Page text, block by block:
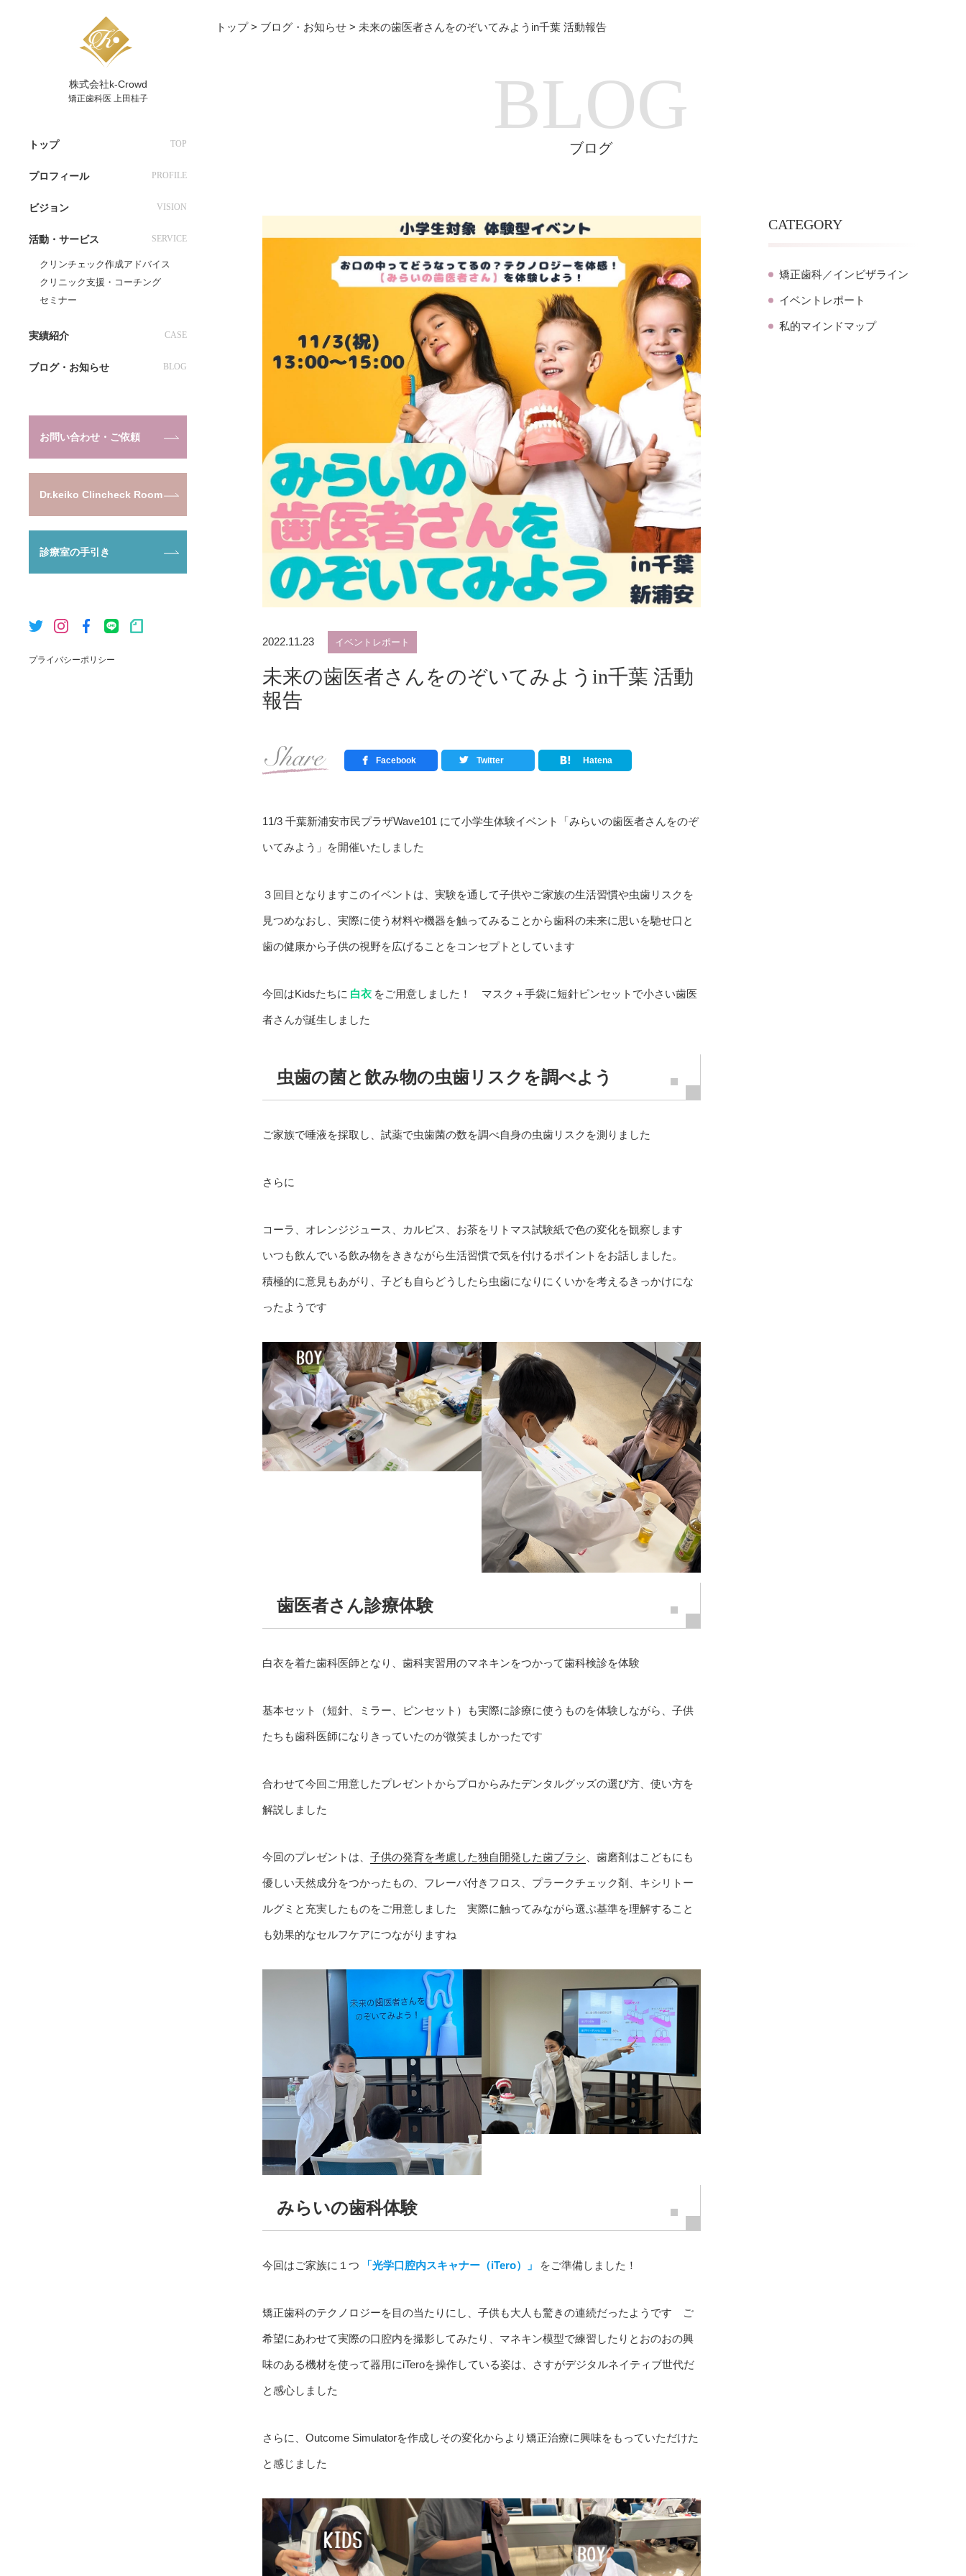
株式会社k-Crowd
矯正歯科医 上田桂子
トップ TOP
プロフィール PROFILE
ビジョン VISION
活動・サービス SERVICE
クリンチェック作成アドバイス
クリニック支援・コーチング
セミナー
実績紹介 CASE
ブログ・お知らせ BLOG
お問い合わせ・ご依頼
Dr.keiko Clincheck Room
診療室の手引き
プライバシーポリシー
BLOG
ブログ
トップ> ブログ・お知らせ > 未来の歯医者さんをのぞいてみようin千葉 活動報告
2022.11.23 イベントレポート
未来の歯医者さんをのぞいてみようin千葉 活動
報告
Facebook Twitter Hatena
11/3 千葉新浦安市民プラザWave101 にて小学生体験イベント「みらいの歯医者さんをのぞ
いてみよう」を開催いたしました
３回目となりますこのイベントは、実験を通して子供やご家族の生活習慣や虫歯リスクを
見つめなおし、実際に使う材料や機器を触ってみることから歯科の未来に思いを馳せ口と
歯の健康から子供の視野を広げることをコンセプトとしています
今回はKidsたちに 白衣 をご用意しました！ マスク＋手袋に短針ピンセットで小さい歯医
者さんが誕生しました
虫歯の菌と飲み物の虫歯リスクを調べよう
ご家族で唾液を採取し、試薬で虫歯菌の数を調べ自身の虫歯リスクを測りました
さらに
コーラ、オレンジジュース、カルピス、お茶をリトマス試験紙で色の変化を観察します
いつも飲んでいる飲み物をききながら生活習慣で気を付けるポイントをお話しました。
積極的に意見もあがり、子ども自らどうしたら虫歯になりにくいかを考えるきっかけにな
ったようです
歯医者さん診療体験
白衣を着た歯科医師となり、歯科実習用のマネキンをつかって歯科検診を体験
基本セット（短針、ミラー、ピンセット）も実際に診療に使うものを体験しながら、子供
たちも歯科医師になりきっていたのが微笑ましかったです
合わせて今回ご用意したプレゼントからプロからみたデンタルグッズの選び方、使い方を
解説しました
今回のプレゼントは、 子供の発育を考慮した独自開発した歯ブラシ 、歯磨剤はこどもにも
優しい天然成分をつかったもの、フレーバ付きフロス、プラークチェック剤、キシリトー
ルグミと充実したものをご用意しました 実際に触ってみながら選ぶ基準を理解すること
も効果的なセルフケアにつながりますね
みらいの歯科体験
今回はご家族に１つ 「光学口腔内スキャナー（iTero）」 をご準備しました！
矯正歯科のテクノロジーを目の当たりにし、子供も大人も驚きの連続だったようです ご
希望にあわせて実際の口腔内を撮影してみたり、マネキン模型で練習したりとおのおの興
味のある機材を使って器用にiTeroを操作している姿は、さすがデジタルネイティブ世代だ
と感心しました
さらに、Outcome Simulatorを作成しその変化からより矯正治療に興味をもっていただけた
と感じました
CATEGORY
矯正歯科／インビザライン
イベントレポート
私的マインドマップ